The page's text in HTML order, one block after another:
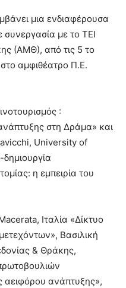
μια ενδιαφέρουσα
συνεργασία με το ΤΕΙ
(ΑΜΘ), από τις 5 το
αμφιθέατρο Π.Ε.
:
στη Δράμα» και
University of
η εμπειρία του
Ιταλία «Δίκτυο
Βασιλική
& Θράκης,
αειφόρου ανάπτυξης»,